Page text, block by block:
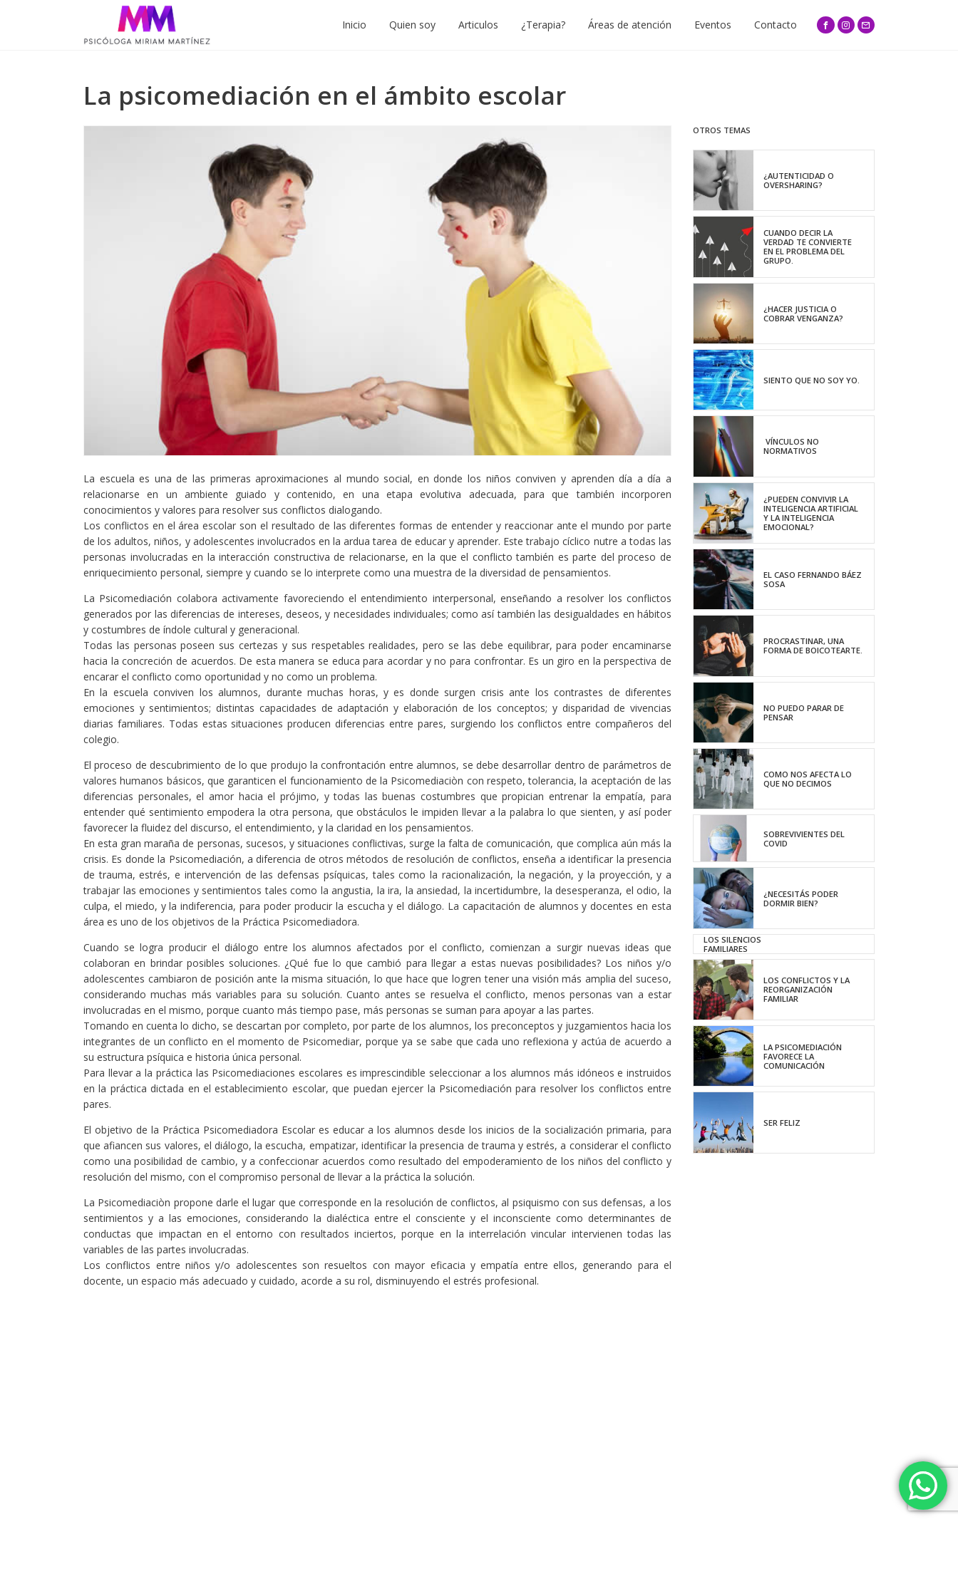
Inicio Quien soy Articulos ¿Terapia? Áreas de atención Eventos Contacto
La psicomediación en el ámbito escolar
La escuela es una de las primeras aproximaciones al mundo social, en donde los niños conviven y aprenden día a día a
relacionarse en un ambiente guiado y contenido, en una etapa evolutiva adecuada, para que también incorporen
conocimientos y valores para resolver sus conflictos dialogando.
Los conflictos en el área escolar son el resultado de las diferentes formas de entender y reaccionar ante el mundo por parte
de los adultos, niños, y adolescentes involucrados en la ardua tarea de educar y aprender. Este trabajo cíclico nutre a todas las
personas involucradas en la interacción constructiva de relacionarse, en la que el conflicto también es parte del proceso de
enriquecimiento personal, siempre y cuando se lo interprete como una muestra de la diversidad de pensamientos.
La Psicomediación colabora activamente favoreciendo el entendimiento interpersonal, enseñando a resolver los conflictos
generados por las diferencias de intereses, deseos, y necesidades individuales; como así también las desigualdades en hábitos
y costumbres de índole cultural y generacional.
Todas las personas poseen sus certezas y sus respetables realidades, pero se las debe equilibrar, para poder encaminarse
hacia la concreción de acuerdos. De esta manera se educa para acordar y no para confrontar. Es un giro en la perspectiva de
encarar el conflicto como oportunidad y no como un problema.
En la escuela conviven los alumnos, durante muchas horas, y es donde surgen crisis ante los contrastes de diferentes
emociones y sentimientos; distintas capacidades de adaptación y elaboración de los conceptos; y disparidad de vivencias
diarias familiares. Todas estas situaciones producen diferencias entre pares, surgiendo los conflictos entre compañeros del
colegio.
El proceso de descubrimiento de lo que produjo la confrontación entre alumnos, se debe desarrollar dentro de parámetros de
valores humanos básicos, que garanticen el funcionamiento de la Psicomediaciòn con respeto, tolerancia, la aceptación de las
diferencias personales, el amor hacia el prójimo, y todas las buenas costumbres que propician entrenar la empatía, para
entender qué sentimiento empodera la otra persona, que obstáculos le impiden llevar a la palabra lo que sienten, y así poder
favorecer la fluidez del discurso, el entendimiento, y la claridad en los pensamientos.
En esta gran maraña de personas, sucesos, y situaciones conflictivas, surge la falta de comunicación, que complica aún más la
crisis. Es donde la Psicomediación, a diferencia de otros métodos de resolución de conflictos, enseña a identificar la presencia
de trauma, estrés, e intervención de las defensas psíquicas, tales como la racionalización, la negación, y la proyección, y a
trabajar las emociones y sentimientos tales como la angustia, la ira, la ansiedad, la incertidumbre, la desesperanza, el odio, la
culpa, el miedo, y la indiferencia, para poder producir la escucha y el diálogo. La capacitación de alumnos y docentes en esta
área es uno de los objetivos de la Práctica Psicomediadora.
Cuando se logra producir el diálogo entre los alumnos afectados por el conflicto, comienzan a surgir nuevas ideas que
colaboran en brindar posibles soluciones. ¿Qué fue lo que cambió para llegar a estas nuevas posibilidades? Los niños y/o
adolescentes cambiaron de posición ante la misma situación, lo que hace que logren tener una visión más amplia del suceso,
considerando muchas más variables para su solución. Cuanto antes se resuelva el conflicto, menos personas van a estar
involucradas en el mismo, porque cuanto más tiempo pase, más personas se suman para apoyar a las partes.
Tomando en cuenta lo dicho, se descartan por completo, por parte de los alumnos, los preconceptos y juzgamientos hacia los
integrantes de un conflicto en el momento de Psicomediar, porque ya se sabe que cada uno reflexiona y actúa de acuerdo a
su estructura psíquica e historia única personal.
Para llevar a la práctica las Psicomediaciones escolares es imprescindible seleccionar a los alumnos más idóneos e instruidos
en la práctica dictada en el establecimiento escolar, que puedan ejercer la Psicomediación para resolver los conflictos entre
pares.
El objetivo de la Práctica Psicomediadora Escolar es educar a los alumnos desde los inicios de la socialización primaria, para
que afiancen sus valores, el diálogo, la escucha, empatizar, identificar la presencia de trauma y estrés, a considerar el conflicto
como una posibilidad de cambio, y a confeccionar acuerdos como resultado del empoderamiento de los niños del conflicto y
resolución del mismo, con el compromiso personal de llevar a la práctica la solución.
La Psicomediaciòn propone darle el lugar que corresponde en la resolución de conflictos, al psiquismo con sus defensas, a los
sentimientos y a las emociones, considerando la dialéctica entre el consciente y el inconsciente como determinantes de
conductas que impactan en el entorno con resultados inciertos, porque en la interrelación vincular intervienen todas las
variables de las partes involucradas.
Los conflictos entre niños y/o adolescentes son resueltos con mayor eficacia y empatía entre ellos, generando para el
docente, un espacio más adecuado y cuidado, acorde a su rol, disminuyendo el estrés profesional.
OTROS TEMAS
¿AUTENTICIDAD O
OVERSHARING?
CUANDO DECIR LA
VERDAD TE CONVIERTE
EN EL PROBLEMA DEL
GRUPO.
¿HACER JUSTICIA O
COBRAR VENGANZA?
SIENTO QUE NO SOY YO.
VÍNCULOS NO
NORMATIVOS
¿PUEDEN CONVIVIR LA
INTELIGENCIA ARTIFICIAL
Y LA INTELIGENCIA
EMOCIONAL?
EL CASO FERNANDO BÁEZ
SOSA
PROCRASTINAR, UNA
FORMA DE BOICOTEARTE.
NO PUEDO PARAR DE
PENSAR
COMO NOS AFECTA LO
QUE NO DECIMOS
SOBREVIVIENTES DEL
COVID
¿NECESITÁS PODER
DORMIR BIEN?
LOS SILENCIOS
FAMILIARES
LOS CONFLICTOS Y LA
REORGANIZACIÓN
FAMILIAR
LA PSICOMEDIACIÓN
FAVORECE LA
COMUNICACIÓN
SER FELIZ